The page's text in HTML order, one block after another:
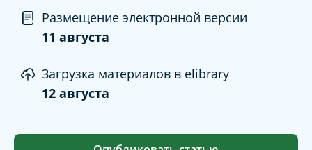
Размещение электронной версии
11 августа
Загрузка материалов в elibrary
12 августа